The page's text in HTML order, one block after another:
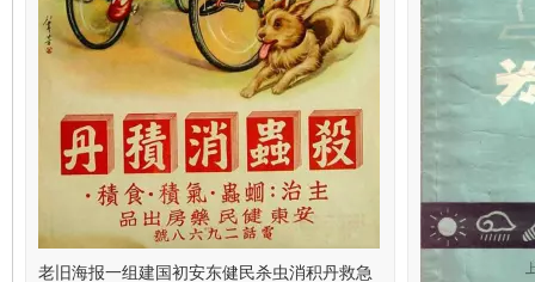
老旧海报一组建国初安东健民杀虫消积丹救急